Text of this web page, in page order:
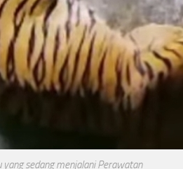
yang sedang menjalani Perawatan
Headline
Ilhan Fandi
Penyerang Singapura
Timnas Singapura
Jelang Singapura vs
Indonesia, Ilhan Fandi
Cerita Darah Pacitan